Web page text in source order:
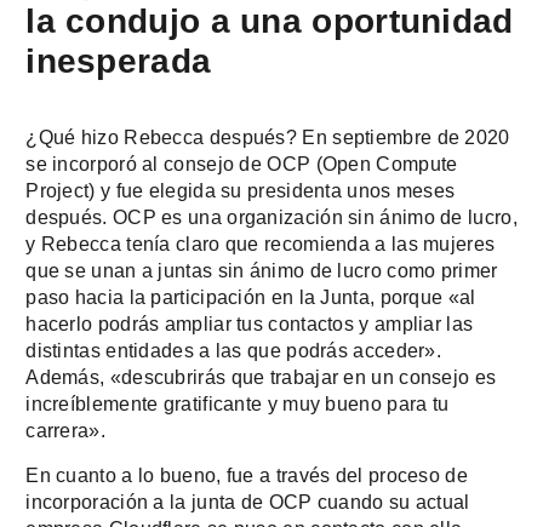
la condujo a una oportunidad
inesperada
¿Qué hizo Rebecca después? En septiembre de 2020
se incorporó al consejo de OCP (Open Compute
Project) y fue elegida su presidenta unos meses
después. OCP es una organización sin ánimo de lucro,
y Rebecca tenía claro que recomienda a las mujeres
que se unan a juntas sin ánimo de lucro como primer
paso hacia la participación en la Junta, porque «al
hacerlo podrás ampliar tus contactos y ampliar las
distintas entidades a las que podrás acceder».
Además, «descubrirás que trabajar en un consejo es
increíblemente gratificante y muy bueno para tu
carrera».
En cuanto a lo bueno, fue a través del proceso de
incorporación a la junta de OCP cuando su actual